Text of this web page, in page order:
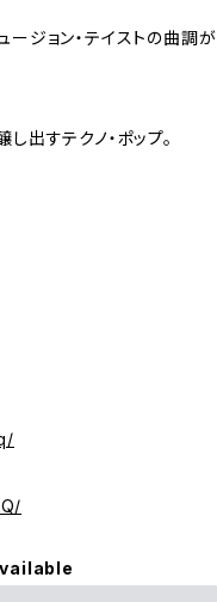
ージョン・テイストの曲調が
すテクノ・ポップ。